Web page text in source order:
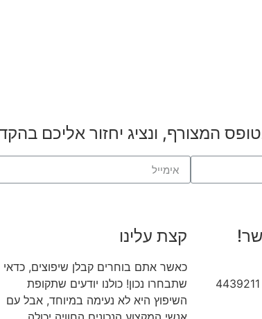
המצורף, ונציג יחזור אליכם
קצת עלינו
כאשר אתם בוחרים קבלן שיפוצים, כדאי
שתבחרו נכון! כולנו יודעים שתקופת
השיפוץ היא לא נעימה במיוחד, אבל עם